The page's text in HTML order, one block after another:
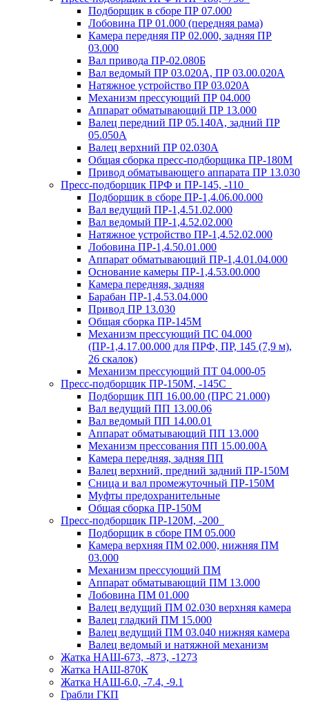
Подборщик в сборе ПР 07.000
Лобовина ПР 01.000 (передняя рама)
Камера передняя ПР 02.000, задняя ПР
03.000
Вал привода ПР-02.080Б
Вал ведомый ПР 03.020А, ПР 03.00.020А
Натяжное устройство ПР 03.020A
Механизм прессующий ПР 04.000
Аппарат обматывающий ПР 13.000
Валец передний ПР 05.140A, задний ПР
05.050A
Валец верхний ПР 02.030A
Общая сборка пресс-подборщика ПР-180М
Привод обматывающего аппарата ПР 13.030
Пресс-подборщик ПРФ и ПР-145, -110
Подборщик в сборе ПР-1,4.06.00.000
Вал ведущий ПР-1,4.51.02.000
Вал ведомый ПР-1,4.52.02.000
Натяжное устройство ПР-1,4.52.02.000
Лобовина ПР-1,4.50.01.000
Аппарат обматывающий ПР-1,4.01.04.000
Основание камеры ПР-1,4.53.00.000
Камера передняя, задняя
Барабан ПР-1,4.53.04.000
Привод ПР 13.030
Общая сборка ПР-145М
Механизм прессующий ПС 04.000
(ПР-1,4.17.00.000 для ПРФ, ПР, 145 (7,9 м),
26 скалок)
Механизм прессующий ПТ 04.000-05
Пресс-подборщик ПР-150М, -145С
Подборщик ПП 16.00.00 (ПРС 21.000)
Вал ведущий ПП 13.00.06
Вал ведомый ПП 14.00.01
Аппарат обматывающий ПП 13.000
Механизм прессования ПП 15.00.00А
Камера передняя, задняя ПП
Валец верхний, предний задний ПР-150М
Сница и вал промежуточный ПР-150М
Муфты предохранительные
Общая сборка ПР-150М
Пресс-подборщик ПР-120М, -200
Подборщик в сборе ПМ 05.000
Камера верхняя ПМ 02.000, нижняя ПМ
03.000
Механизм прессующий ПМ
Аппарат обматывающий ПМ 13.000
Лобовина ПМ 01.000
Валец ведущий ПМ 02.030 верхняя камера
Валец гладкий ПМ 15.000
Валец ведущий ПМ 03.040 нижняя камера
Валец ведомый и натяжной механизм
Жатка НАШ-673, -873, -1273
Жатка НАШ-870К
Жатка НАШ-6.0, -7.4, -9.1
Грабли ГКП